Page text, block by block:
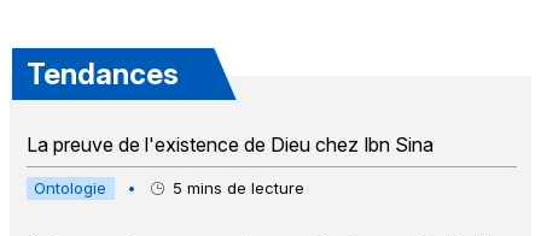
Tendances
La preuve de l'existence de Dieu chez Ibn Sina
Ontologie • 5 mins de lecture